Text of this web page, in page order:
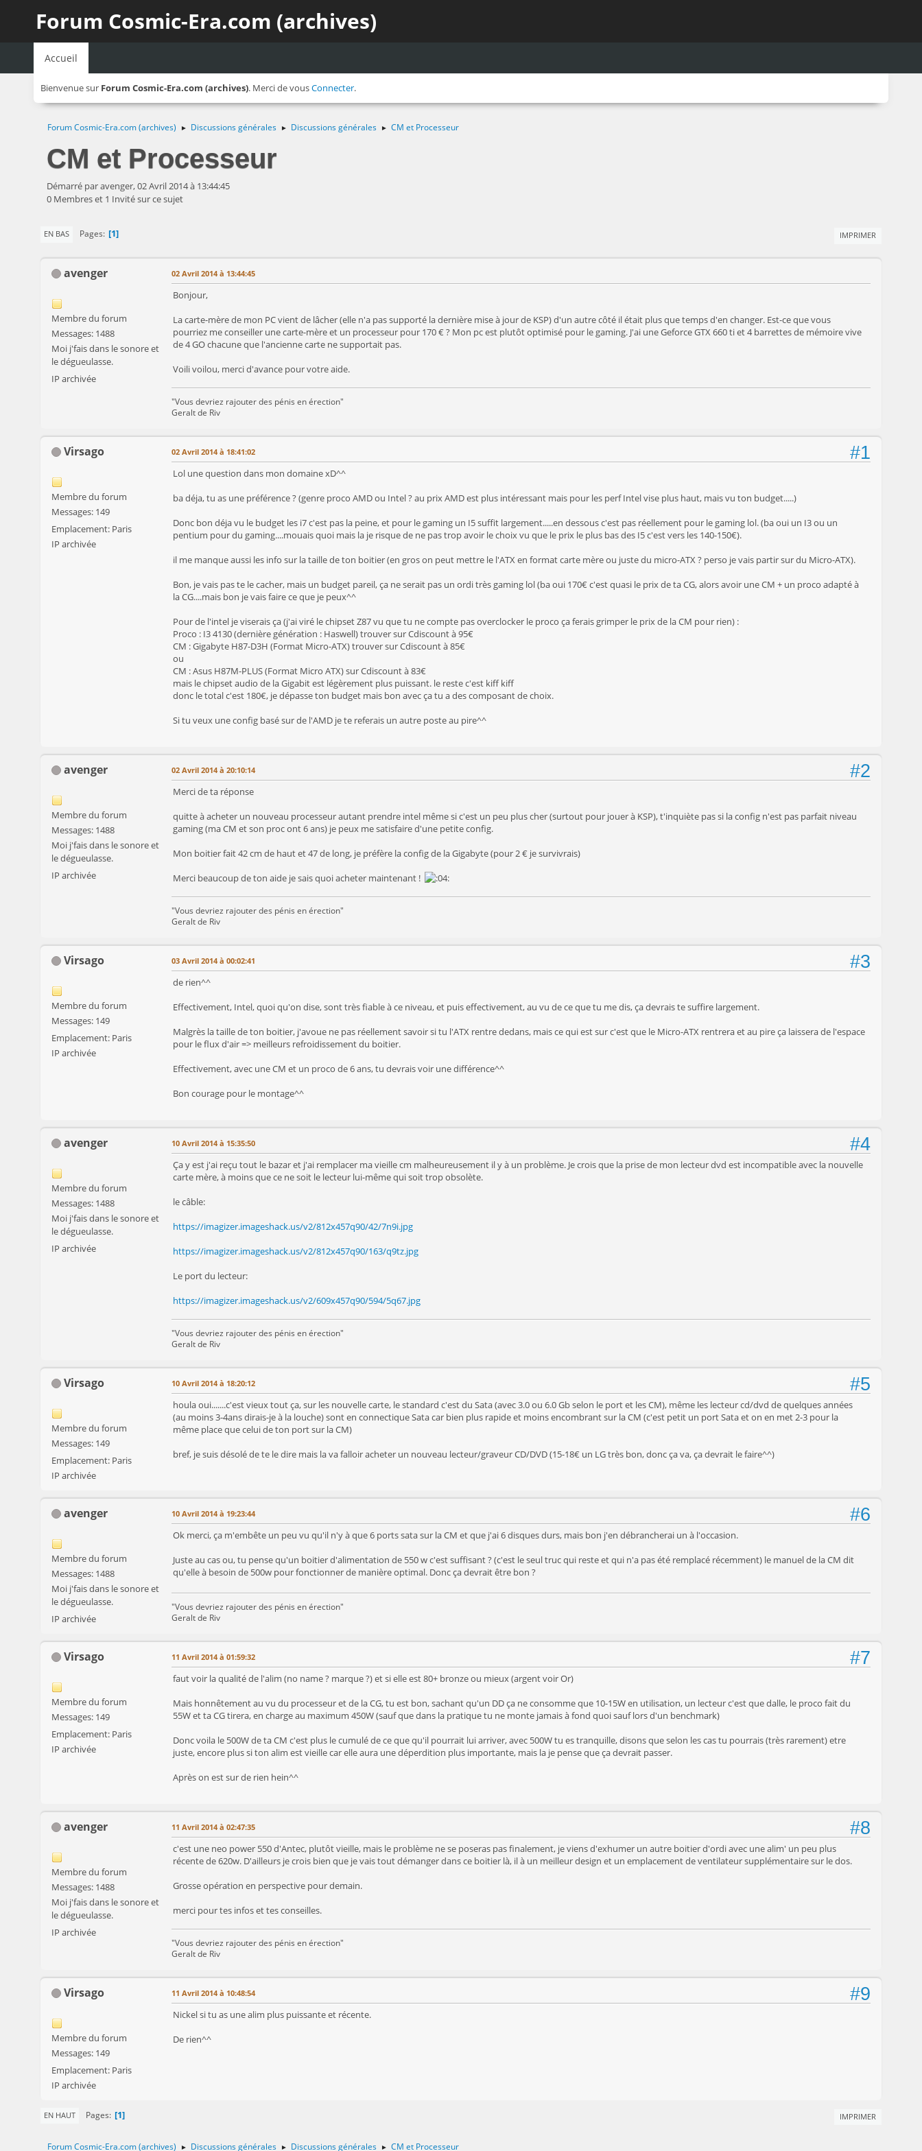
Forum Cosmic-Era.com (archives)
Accueil
Bienvenue sur Forum Cosmic-Era.com (archives). Merci de vousConnecter.
Forum Cosmic-Era.com (archives) ► Discussions générales ► Discussions générales ► CM et Processeur
CM et Processeur
Démarré par avenger, 02 Avril 2014 à 13:44:45
0 Membres et 1 Invité sur ce sujet
IMPRIMER
EN BAS Pages 1
avenger
Membre du forum
Messages: 1488
Moi j'fais dans le sonore et
le dégueulasse.
IP archivée
02 Avril 2014 à 13:44:45
Bonjour,
La carte-mère de mon PC vient de lâcher (elle n'a pas supporté la dernière mise à jour de KSP) d'un autre côté il était plus que temps d'en changer. Est-ce que vous
pourriez me conseiller une carte-mère et un processeur pour 170 € ? Mon pc est plutôt optimisé pour le gaming. J'ai une Geforce GTX 660 ti et 4 barrettes de mémoire vive
de 4 GO chacune que l'ancienne carte ne supportait pas.
Voili voilou, merci d'avance pour votre aide.
"Vous devriez rajouter des pénis en érection"
Geralt de Riv
Virsago
Membre du forum
Messages: 149
Emplacement: Paris
IP archivée
#1
02 Avril 2014 à 18:41:02
Lol une question dans mon domaine xD^^
ba déja, tu as une préférence ? (genre proco AMD ou Intel ? au prix AMD est plus intéressant mais pour les perf Intel vise plus haut, mais vu ton budget.....)
Donc bon déja vu le budget les i7 c'est pas la peine, et pour le gaming un I5 suffit largement.....en dessous c'est pas réellement pour le gaming lol. (ba oui un I3 ou un
pentium pour du gaming....mouais quoi mais la je risque de ne pas trop avoir le choix vu que le prix le plus bas des I5 c'est vers les 140-150€).
il me manque aussi les info sur la taille de ton boitier (en gros on peut mettre le l'ATX en format carte mère ou juste du micro-ATX ? perso je vais partir sur du Micro-ATX).
Bon, je vais pas te le cacher, mais un budget pareil, ça ne serait pas un ordi très gaming lol (ba oui 170€ c'est quasi le prix de ta CG, alors avoir une CM + un proco adapté à
la CG....mais bon je vais faire ce que je peux^^
Pour de l'intel je viserais ça (j'ai viré le chipset Z87 vu que tu ne compte pas overclocker le proco ça ferais grimper le prix de la CM pour rien) :
Proco : I3 4130 (dernière génération : Haswell) trouver sur Cdiscount à 95€
CM : Gigabyte H87-D3H (Format Micro-ATX) trouver sur Cdiscount à 85€
ou
CM : Asus H87M-PLUS (Format Micro ATX) sur Cdiscount à 83€
mais le chipset audio de la Gigabit est légèrement plus puissant. le reste c'est kiff kiff
donc le total c'est 180€, je dépasse ton budget mais bon avec ça tu a des composant de choix.
Si tu veux une config basé sur de l'AMD je te referais un autre poste au pire^^
avenger
Membre du forum
Messages: 1488
Moi j'fais dans le sonore et
le dégueulasse.
IP archivée
#2
02 Avril 2014 à 20:10:14
Merci de ta réponse
quitte à acheter un nouveau processeur autant prendre intel même si c'est un peu plus cher (surtout pour jouer à KSP), t'inquiète pas si la config n'est pas parfait niveau
gaming (ma CM et son proc ont 6 ans) je peux me satisfaire d'une petite config.
Mon boitier fait 42 cm de haut et 47 de long, je préfère la config de la Gigabyte (pour 2 € je survivrais)
Merci beaucoup de ton aide je sais quoi acheter maintenant !
"Vous devriez rajouter des pénis en érection"
Geralt de Riv
Virsago
Membre du forum
Messages: 149
Emplacement: Paris
IP archivée
#3
03 Avril 2014 à 00:02:41
de rien^^
Effectivement, Intel, quoi qu'on dise, sont très fiable à ce niveau, et puis effectivement, au vu de ce que tu me dis, ça devrais te suffire largement.
Malgrès la taille de ton boitier, j'avoue ne pas réellement savoir si tu l'ATX rentre dedans, mais ce qui est sur c'est que le Micro-ATX rentrera et au pire ça laissera de l'espace
pour le flux d'air => meilleurs refroidissement du boitier.
Effectivement, avec une CM et un proco de 6 ans, tu devrais voir une différence^^
Bon courage pour le montage^^
avenger
Membre du forum
Messages: 1488
Moi j'fais dans le sonore et
le dégueulasse.
IP archivée
#4
10 Avril 2014 à 15:35:50
Ça y est j'ai reçu tout le bazar et j'ai remplacer ma vieille cm malheureusement il y à un problème. Je crois que la prise de mon lecteur dvd est incompatible avec la nouvelle
carte mère, à moins que ce ne soit le lecteur lui-même qui soit trop obsolète.
le câble:
https://imagizer.imageshack.us/v2/812x457q90/42/7n9i.jpg
https://imagizer.imageshack.us/v2/812x457q90/163/q9tz.jpg
Le port du lecteur:
https://imagizer.imageshack.us/v2/609x457q90/594/5q67.jpg
"Vous devriez rajouter des pénis en érection"
Geralt de Riv
Virsago
Membre du forum
Messages: 149
Emplacement: Paris
IP archivée
#5
10 Avril 2014 à 18:20:12
houla oui.......c'est vieux tout ça, sur les nouvelle carte, le standard c'est du Sata (avec 3.0 ou 6.0 Gb selon le port et les CM), même les lecteur cd/dvd de quelques années
(au moins 3-4ans dirais-je à la louche) sont en connectique Sata car bien plus rapide et moins encombrant sur la CM (c'est petit un port Sata et on en met 2-3 pour la
même place que celui de ton port sur la CM)
bref, je suis désolé de te le dire mais la va falloir acheter un nouveau lecteur/graveur CD/DVD (15-18€ un LG très bon, donc ça va, ça devrait le faire^^)
avenger
Membre du forum
Messages: 1488
Moi j'fais dans le sonore et
le dégueulasse.
IP archivée
#6
10 Avril 2014 à 19:23:44
Ok merci, ça m'embête un peu vu qu'il n'y à que 6 ports sata sur la CM et que j'ai 6 disques durs, mais bon j'en débrancherai un à l'occasion.
Juste au cas ou, tu pense qu'un boitier d'alimentation de 550 w c'est suffisant ? (c'est le seul truc qui reste et qui n'a pas été remplacé récemment) le manuel de la CM dit
qu'elle à besoin de 500w pour fonctionner de manière optimal. Donc ça devrait être bon ?
"Vous devriez rajouter des pénis en érection"
Geralt de Riv
Virsago
Membre du forum
Messages: 149
Emplacement: Paris
IP archivée
#7
11 Avril 2014 à 01:59:32
faut voir la qualité de l'alim (no name ? marque ?) et si elle est 80+ bronze ou mieux (argent voir Or)
Mais honnêtement au vu du processeur et de la CG, tu est bon, sachant qu'un DD ça ne consomme que 10-15W en utilisation, un lecteur c'est que dalle, le proco fait du
55W et ta CG tirera, en charge au maximum 450W (sauf que dans la pratique tu ne monte jamais à fond quoi sauf lors d'un benchmark)
Donc voila le 500W de ta CM c'est plus le cumulé de ce que qu'il pourrait lui arriver, avec 500W tu es tranquille, disons que selon les cas tu pourrais (très rarement) etre
juste, encore plus si ton alim est vieille car elle aura une déperdition plus importante, mais la je pense que ça devrait passer.
Après on est sur de rien hein^^
avenger
Membre du forum
Messages: 1488
Moi j'fais dans le sonore et
le dégueulasse.
IP archivée
#8
11 Avril 2014 à 02:47:35
c'est une neo power 550 d'Antec, plutôt vieille, mais le problème ne se poseras pas finalement, je viens d'exhumer un autre boitier d'ordi avec une alim' un peu plus
récente de 620w. D'ailleurs je crois bien que je vais tout démanger dans ce boitier là, il à un meilleur design et un emplacement de ventilateur supplémentaire sur le dos.
Grosse opération en perspective pour demain.
merci pour tes infos et tes conseilles.
"Vous devriez rajouter des pénis en érection"
Geralt de Riv
Virsago
Membre du forum
Messages: 149
Emplacement: Paris
IP archivée
#9
11 Avril 2014 à 10:48:54
Nickel si tu as une alim plus puissante et récente.
De rien^^
IMPRIMER
EN HAUT Pages 1
Forum Cosmic-Era.com (archives) ► Discussions générales ► Discussions générales ► CM et Processeur